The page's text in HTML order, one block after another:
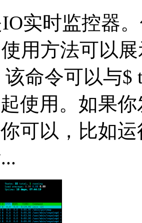
实时监控器
使用方法可以
命令可以与$
使用。如果
可以，比如运